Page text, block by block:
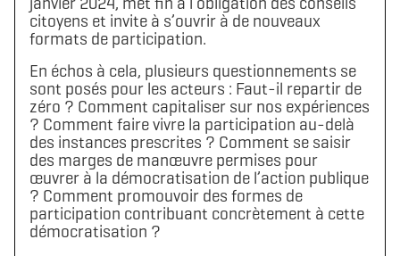
citoyens et invite à s’ouvrir à de nouveaux
formats de participation.
En échos à cela, plusieurs questionnements se
sont posés pour les acteurs : Faut-il repartir de
zéro ? Comment capitaliser sur nos expériences
? Comment faire vivre la participation au-delà
des instances prescrites ? Comment se saisir
des marges de manœuvre permises pour
œuvrer à la démocratisation de l’action publique
? Comment promouvoir des formes de
participation contribuant concrètement à cette
démocratisation ?